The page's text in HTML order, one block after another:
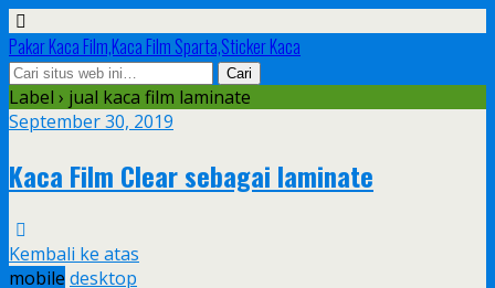
Pakar Kaca Film,Kaca Film Sparta,Sticker Kaca
Label › jual kaca film laminate
September 30, 2019
Kaca Film Clear sebagai laminate
Kembali ke atas
mobile desktop